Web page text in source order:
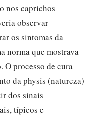
nos caprichos
observar
os sintomas da
norma que mostrava
O processo de cura
da physis (natureza)
dos sinais
típicos e